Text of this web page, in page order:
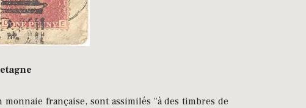
française, sont assimilés "à des timbres de